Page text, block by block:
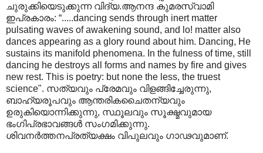
ചുരുക്കിയെടുക്കുന്ന വിദ്യ.ആനന്ദ കുമരസ്വാമി
ഇപ്രകാരം: “.....dancing sends through inert matter
pulsating waves of awakening sound, and lo! matter also
dances appearing as a glory round about him. Dancing, He
sustains its manifold phenomena. In the fulness of time, still
dancing he destroys all forms and names by fire and gives
new rest. This is poetry: but none the less, the truest
science". സത്യവും പ്രേമവും വിളങ്ങിച്ചേരുന്നു,
ബാഹ്യരൂപവും ആന്തരികചൈതന്യവും
ഉരുകിയൊന്നിക്കുന്നു, സ്ഥൂലവും സൂക്ഷ്മവുമായ
ഭംഗിപ്രഭാവങ്ങള്‍ സംഗമിക്കുന്നു.
ശിവനര്‍ത്തനപ്രത്യക്ഷം വിപുലവും ഗാഢവുമാണ്.